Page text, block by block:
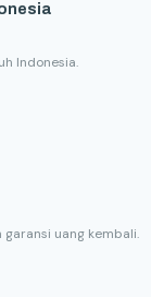
Indonesia.
uang kembali.